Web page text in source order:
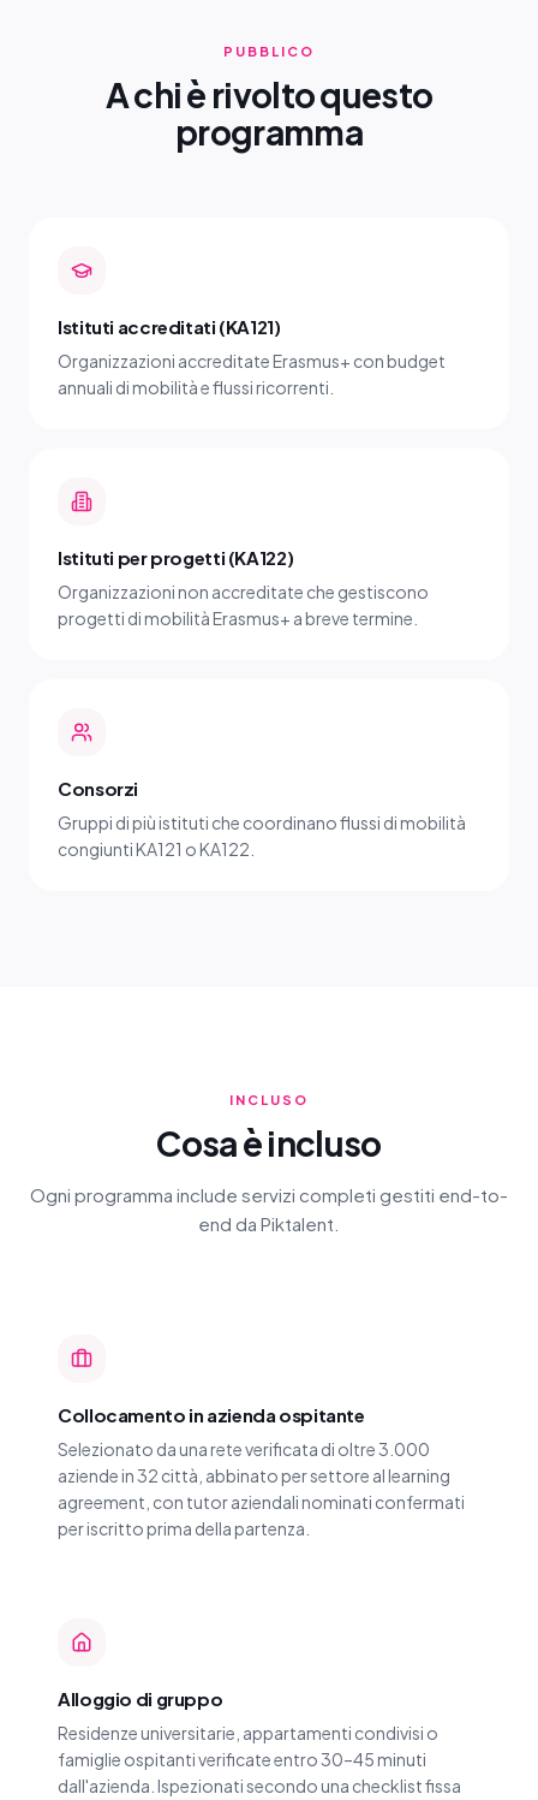
PUBBLICO
A chi è rivolto questo
programma
Istituti accreditati (KA121)
Organizzazioni accreditate Erasmus+ con budget
annuali di mobilità e flussi ricorrenti.
Istituti per progetti (KA122)
Organizzazioni non accreditate che gestiscono
progetti di mobilità Erasmus+ a breve termine.
Consorzi
Gruppi di più istituti che coordinano flussi di mobilità
congiunti KA121 o KA122.
INCLUSO
Cosa è incluso
Ogni programma include servizi completi gestiti end-to-
end da Piktalent.
Collocamento in azienda ospitante
Selezionato da una rete verificata di oltre 3.000
aziende in 32 città, abbinato per settore al learning
agreement, con tutor aziendali nominati confermati
per iscritto prima della partenza.
Alloggio di gruppo
Residenze universitarie, appartamenti condivisi o
famiglie ospitanti verificate entro 30–45 minuti
dall'azienda. Ispezionati secondo una checklist fissa